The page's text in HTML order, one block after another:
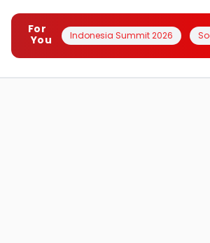
For
You
Indonesia Summit 2026